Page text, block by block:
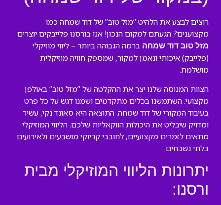
רוצים לבצע את הלהיט “מזל טוב” של דוד שמחה כמו
מקצוענים? הגעתם למקום הנכון! אנו בורסנו פלייבקים יוצרים
מזל טוב דוד שמחה ברמה הגבוהה ביותר – ליווי מוזיקלי
(פלייבק) איכותי ונאמן למקור, שמספק חוויה מוזיקלית
מושלמת.
הצוות המנוסה שלנו יצר את ההקלטה של “מזל טוב” באולפן
מקצועי. השתמשנו בכלים מתקדמים ושמנו דגש על כל פרט
בעיבוד המקורי של דוד שמחה. התוצאה היא סאונד נקי, עשיר
ומדויק שיבליט את היכולות הווקאליות שלכם. הליווי המוזיקלי
מתאים לזמרים מקצועיים, לחובבי קריוקי מושבעים ולאירועים
בלתי נשכחים.
יתרונות הליווי המוזיקלי מבית
ורסנו: